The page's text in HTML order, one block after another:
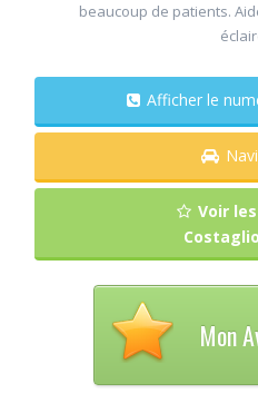
beaucoup de patients.
Voir
Mon